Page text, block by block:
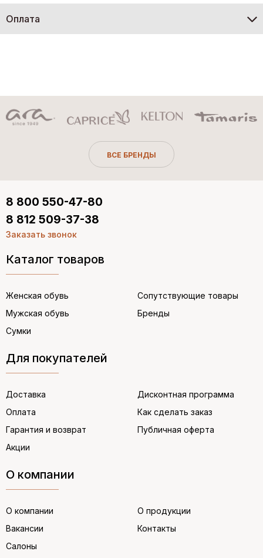
Оплата
ВСЕ БРЕНДЫ
Каталог товаров
Женская обувь
Мужская обувь
Сумки
Сопутствующие товары
Бренды
Для покупателей
Доставка
Оплата
Гарантия и возврат
Акции
Дисконтная программа
Как сделать заказ
Публичная оферта
О компании
О компании
Вакансии
Салоны
О продукции
Контакты
8 800 550-47-80
8 812 509-37-38
Заказать звонок